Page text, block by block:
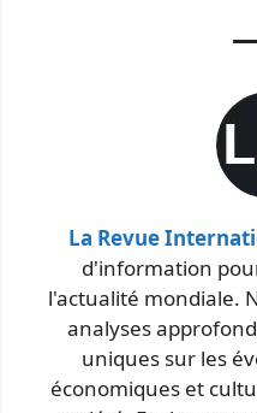
La Revue
d'information
l'actualité mondiale.
analyses
uniques sur les
économiques et